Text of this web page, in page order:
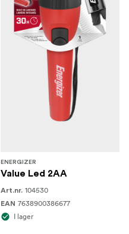
ENERGIZER
Value Led 2AA
Art.nr. 104530
EAN 7638900386677
I lager